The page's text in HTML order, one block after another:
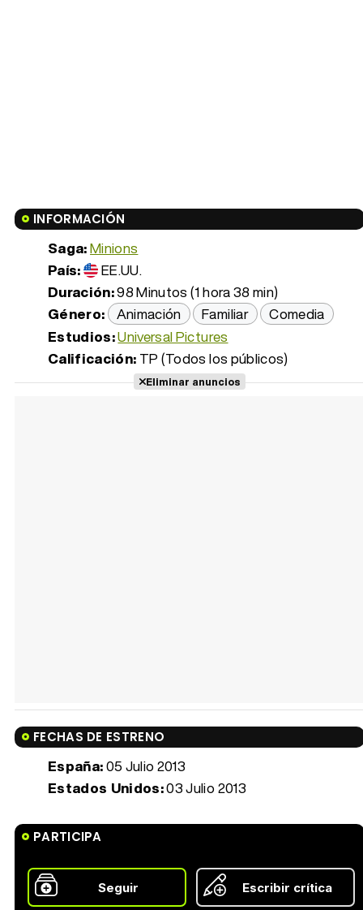
INFORMACIÓN
Saga:Minions
País:
EE.UU.
Duración:98 Minutos (1 hora 38 min)
Género: Animación Familiar
Comedia
Estudios:Universal Pictures
Calificación: TP (Todos los públicos)
Eliminar anuncios
FECHAS DE ESTRENO
España:05 Julio 2013
Estados Unidos:03 Julio 2013
PARTICIPA
Seguir Escribir crítica